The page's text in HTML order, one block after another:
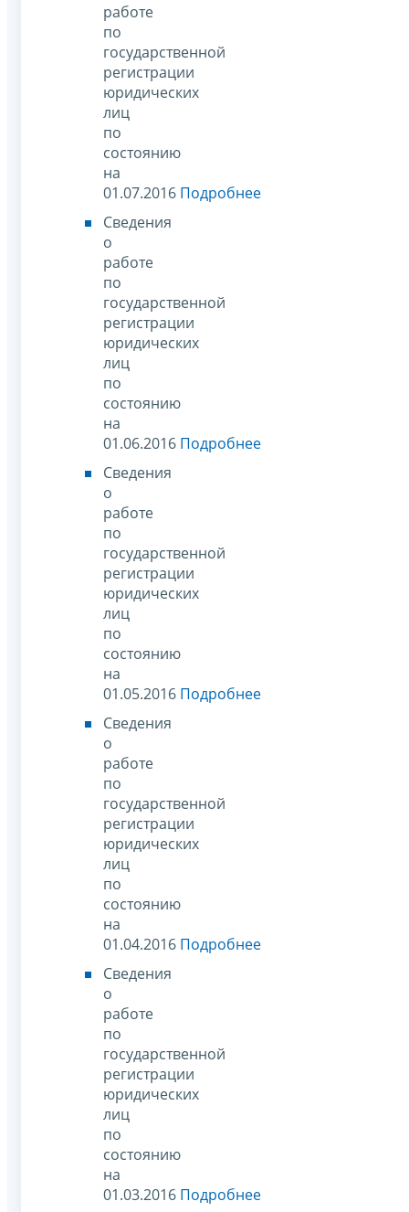
работе
по
государственной
регистрации
юридических
лиц
по
состоянию
на
01.07.2016 Подробнее
Сведения
о
работе
по
государственной
регистрации
юридических
лиц
по
состоянию
на
01.06.2016 Подробнее
Сведения
о
работе
по
государственной
регистрации
юридических
лиц
по
состоянию
на
01.05.2016 Подробнее
Сведения
о
работе
по
государственной
регистрации
юридических
лиц
по
состоянию
на
01.04.2016 Подробнее
Сведения
о
работе
по
государственной
регистрации
юридических
лиц
по
состоянию
на
01.03.2016 Подробнее